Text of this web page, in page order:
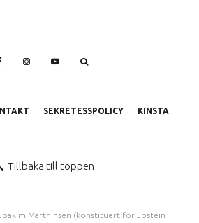
SEKRETESSPOLICY KINSTA
Tillbaka till toppen
Marthinsen (konstituert for Jostein